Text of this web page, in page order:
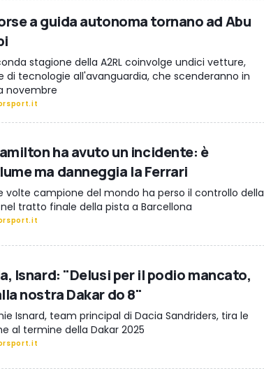
a guida autonoma tornano ad Abu
stagione della A2RL coinvolge undici vetture,
di tecnologie all'avanguardia, che scenderanno in
novembre
ha avuto un incidente: è
ma danneggia la Ferrari
volte campione del mondo ha perso il controllo della
nel tratto finale della pista a Barcellona
Isnard: "Delusi per il podio mancato,
nostra Dakar do 8"
Isnard, team principal di Dacia Sandriders, tira le
al termine della Dakar 2025